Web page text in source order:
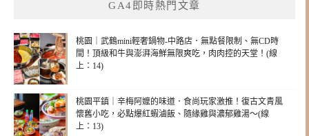
GA4即時熱門文章
桃園｜武鶴mini輕奢鍋物-中路店．無點餐限制、無CD時
間！頂級和牛與澎湃海鮮無限爽吃，肉肉控的天堂！(線
上：14)
桃園平鎮｜辛梅阿嬤的味道．食尚玩家激推！復古文青風
懷舊小吃，必點爆紅蝦滷飯、隨緣雞與濃郁雞湯～(線
上：13)